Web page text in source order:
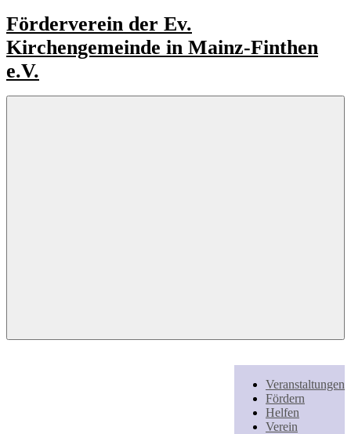
Zum
Inhalt
springen
Förderverein der Ev.
Kirchengemeinde in Mainz-Finthen
e.V.
Fördern.
Veranstaltungen
Fördern
Helfen
Verein